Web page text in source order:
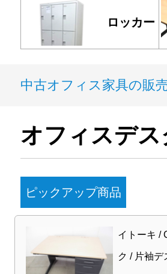
ロッカー
中古オフィス家具の販
オフィスデ
ピックアップ商品
イトーキ /
ク / 片袖デ